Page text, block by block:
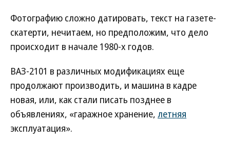
Фотографию сложно датировать, текст на газете-
скатерти, нечитаем, но предположим, что дело
происходит в начале 1980-х годов.
ВАЗ-2101 в различных модификациях еще
продолжают производить, и машина в кадре
новая, или, как стали писать позднее в
объявлениях, «гаражное хранение, летняя
эксплуатация».